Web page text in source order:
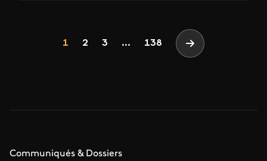
Page
1 Page
2 Page
3 ... 138 Page suivante
Communiqués & Dossiers